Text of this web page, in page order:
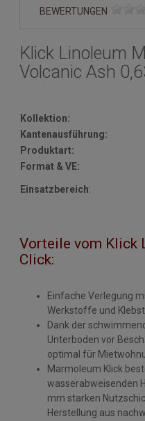
BEWERTUNGEN
Klick Linoleum
Volcanic Ash
Kollektion:
Kantenausführung:
Produktart:
Format & VE:
Einsatzbereich:
Vorteile vom Klick
Click:
Einfache Verlegung
Werkstoffe und
Dank der
Unterboden vor
optimal für
Marmoleum Klick
wasserabweisenden
mm starken
Herstellung aus